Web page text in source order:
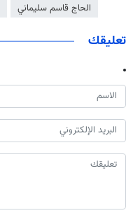
الحاج قاسم سليماني
تعليقك